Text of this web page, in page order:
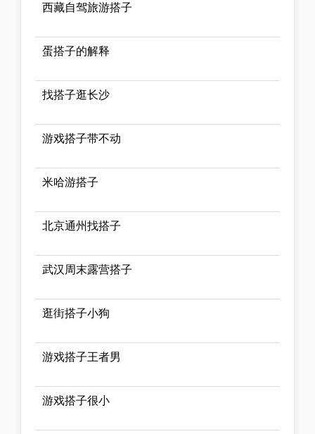
西藏自驾旅游搭子
蛋搭子的解释
找搭子逛长沙
游戏搭子带不动
米哈游搭子
北京通州找搭子
武汉周末露营搭子
逛街搭子小狗
游戏搭子王者男
游戏搭子很小